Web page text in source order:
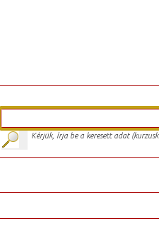
Kérjük, írja be a keresett adat